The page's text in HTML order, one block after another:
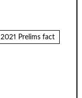
Prelims fact